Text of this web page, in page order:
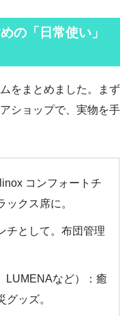
の「日常使い」
をまとめました。まず
ショップで、実物を手
コンフォートチ
ックス席に。
チとして。布団管理
LUMENAなど）：癒
ッズ。